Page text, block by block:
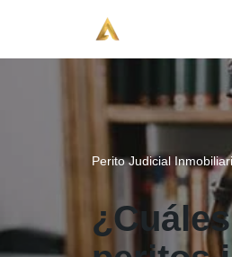
Perito Judicial